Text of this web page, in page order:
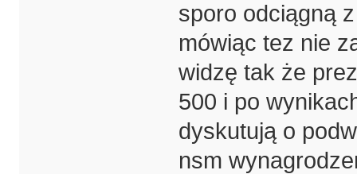
sporo odciągną
mówiąc tez nie
widzę tak że
500 i po
dyskutują o
nsm